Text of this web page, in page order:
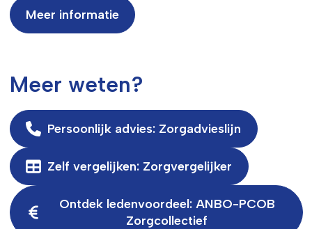
Meer informatie
Meer weten?
Persoonlijk advies: Zorgadvieslijn
Zelf vergelijken: Zorgvergelijker
Ontdek ledenvoordeel: ANBO-PCOB
Zorgcollectief